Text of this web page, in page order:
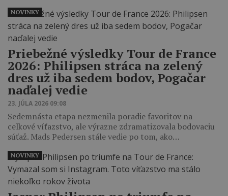
Priebežné výsledky Tour de France
2026: Philipsen stráca na zelený
dres už iba sedem bodov, Pogačar
naďalej vedie
23. JÚLA 2026 09:08
Sedemnásta etapa nezmenila poradie favoritov na
celkové víťazstvo, ale výrazne zdramatizovala bodovaciu
súťaž. Mads Pedersen stále vedie po tom, ako…
NOVINKY
NOVINKY